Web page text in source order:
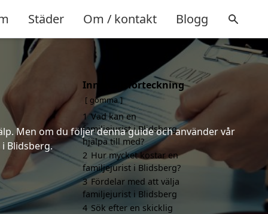
Städer Om / kontakt Blogg
Men om du följer denna guide och använder vår
Blidsberg.
Innehållsförteckning
gömma
1 Vad kan en
familjejurist i Blidsberg
hjälpa till med?
2 Hur mycket kostar en
familjejurist i Blidsberg?
3 Fördelar med att välja
familjejurist i Blidsberg
4 Sök efter en skicklig